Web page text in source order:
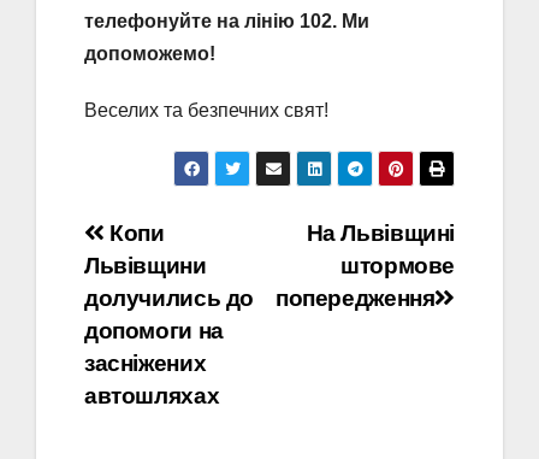
телефонуйте на лінію 102. Ми
допоможемо!
Веселих та безпечних свят!
Навігація
записів
На Львівщині
штормове
попередження
Копи
Львівщини
долучились до
допомоги на
засніжених
автошляхах